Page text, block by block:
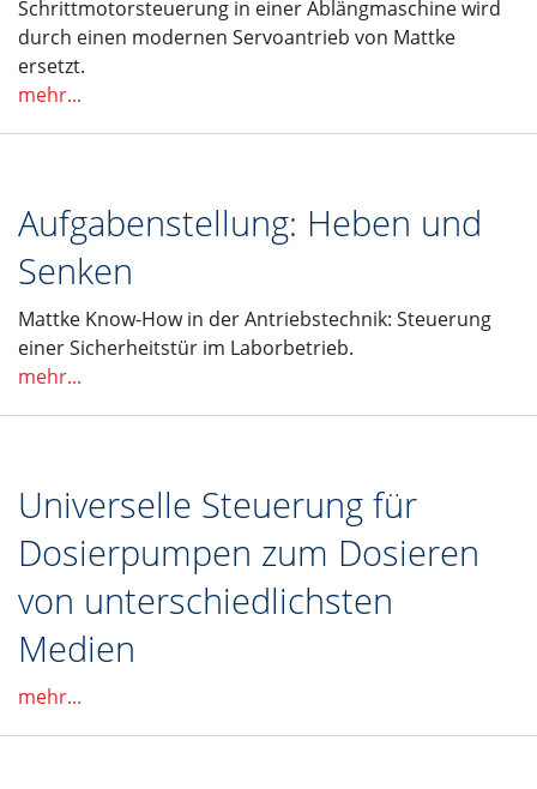
Schrittmotorsteuerung in einer Ablängmaschine wird
durch einen modernen Servoantrieb von Mattke
ersetzt.
mehr...
Aufgabenstellung: Heben und
Senken
Mattke Know-How in der Antriebstechnik: Steuerung
einer Sicherheitstür im Laborbetrieb.
mehr...
Universelle Steuerung für
Dosierpumpen zum Dosieren
von unterschiedlichsten
Medien
mehr...